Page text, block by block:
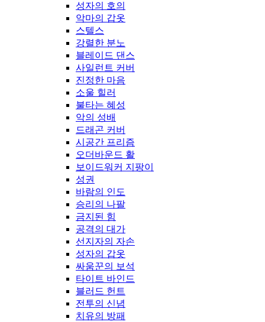
성자의 호의
악마의 갑옷
스텔스
강렬한 분노
블레이드 댄스
사일런트 커버
진정한 마음
소울 힐러
불타는 혜성
악의 성배
드래곤 커버
시공간 프리즘
오더바운드 활
보이드워커 지팡이
성권
바람의 인도
승리의 나팔
금지된 힘
공격의 대가
선지자의 자손
성자의 갑옷
싸움꾼의 보석
타이트 바인드
블러드 헌트
전투의 신념
치유의 방패